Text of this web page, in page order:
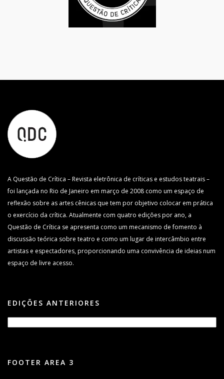
A Questão de Crítica – Revista eletrônica de críticas e estudos teatrais –
foi lançada no Rio de Janeiro em março de 2008 como um espaço de
reflexão sobre as artes cênicas que tem por objetivo colocar em prática
o exercício da crítica. Atualmente com quatro edições por ano, a
Questão de Crítica se apresenta como um mecanismo de fomento à
discussão teórica sobre teatro e como um lugar de intercâmbio entre
artistas e espectadores, proporcionando uma convivência de ideias num
espaço de livre acesso.
EDIÇÕES ANTERIORES
FOOTER AREA 3